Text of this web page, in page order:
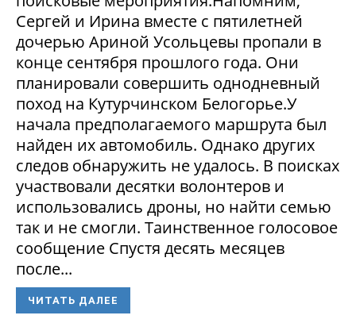
Сергей и Ирина вместе с пятилетней
дочерью Ариной Усольцевы пропали в
конце сентября прошлого года. Они
планировали совершить однодневный
поход на Кутурчинском Белогорье.У
начала предполагаемого маршрута был
найден их автомобиль. Однако других
следов обнаружить не удалось. В поисках
участвовали десятки волонтеров и
использовались дроны, но найти семью
так и не смогли. Таинственное голосовое
сообщение Спустя десять месяцев
после...
ЧИТАТЬ ДАЛЕЕ